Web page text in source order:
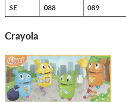
SE 088 089
Crayola